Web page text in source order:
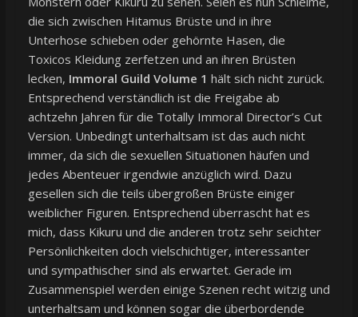
die sich zwischen Hitamus Brüste und in ihre
Unterhose schieben oder gehörnte Hasen, die
Toxicos Kleidung zerfetzen und an ihren Brüsten
lecken, Immoral Guild Volume 1 hält sich nicht zurück.
Entsprechend verständlich ist die Freigabe ab
achtzehn Jahren für die Totally Immoral Director’s Cut
Version. Unbedingt unterhaltsam ist das auch nicht
immer, da sich die sexuellen Situationen häufen und
jedes Abenteuer irgendwie anzüglich wird. Dazu
gesellen sich die teils übergroßen Brüste einiger
weiblicher Figuren. Entsprechend überrascht hat es
mich, dass Kikuru und die anderen trotz sehr seichter
Persönlichkeiten doch vielschichtiger, interessanter
und sympathischer sind als erwartet. Gerade im
Zusammenspiel werden einige Szenen recht witzig und
unterhaltsam und können sogar die überbordende